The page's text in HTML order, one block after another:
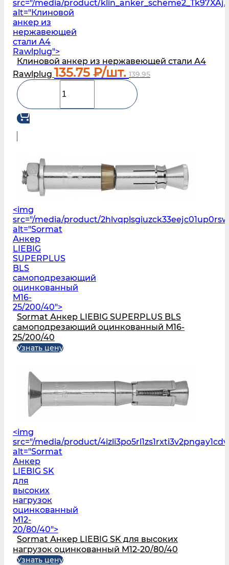
src="/media/product/
alt="Клиновой
анкер из
нержавеющей
стали А4
Rawlplug">
Клиновой анкер из нержавеющей стали А4
Rawlplug 135.75 ₽/шт. 139.95
<img
src="/media/product/
alt="Sormat
Анкер
LIEBIG
SUPERPLUS
BLS
самоподрезающий
оцинкованный
M16-
25/200/40">
Sormat Анкер LIEBIG SUPERPLUS BLS
самоподрезающий оцинкованный M16-
25/200/40
Узнать цену
<img
src="/media/product/
alt="Sormat
Анкер
LIEBIG SK
для
высоких
нагрузок
оцинкованный
M12-
20/80/40">
Sormat Анкер LIEBIG SK для высоких
нагрузок оцинкованный M12-20/80/40
Узнать цену